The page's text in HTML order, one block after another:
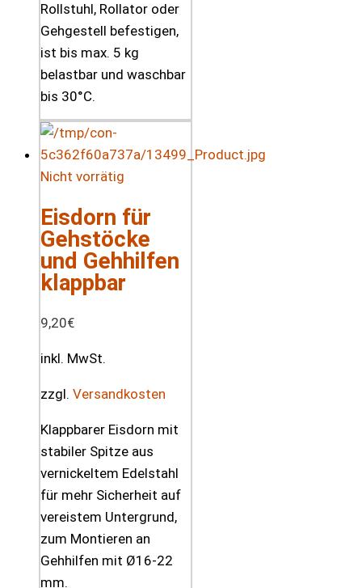
Rollstuhl, Rollator oder
Gehgestell befestigen,
ist bis max. 5 kg
belastbar und waschbar
bis 30°C.
Nicht vorrätig
Eisdorn für
Gehstöcke
und Gehhilfen
klappbar
9,20€
inkl. MwSt.
zzgl. Versandkosten
Klappbarer Eisdorn mit
stabiler Spitze aus
vernickeltem Edelstahl
für mehr Sicherheit auf
vereistem Untergrund,
zum Montieren an
Gehhilfen mit Ø16-22
mm.